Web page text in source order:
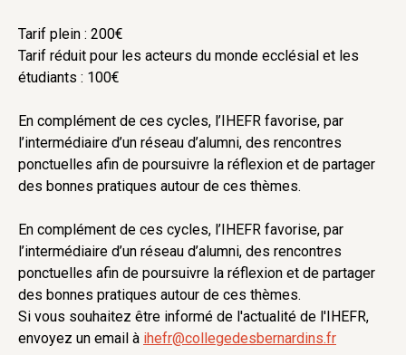
Tarif plein : 200€
Tarif réduit pour les acteurs du monde ecclésial et les
étudiants : 100€
En complément de ces cycles, l’IHEFR favorise, par
l’intermédiaire d’un réseau d’alumni, des rencontres
ponctuelles afin de poursuivre la réflexion et de partager
des bonnes pratiques autour de ces thèmes.
En complément de ces cycles, l’IHEFR favorise, par
l’intermédiaire d’un réseau d’alumni, des rencontres
ponctuelles afin de poursuivre la réflexion et de partager
des bonnes pratiques autour de ces thèmes.
Si vous souhaitez être informé de l'actualité de l'IHEFR,
envoyez un email à ihefr@collegedesbernardins.fr